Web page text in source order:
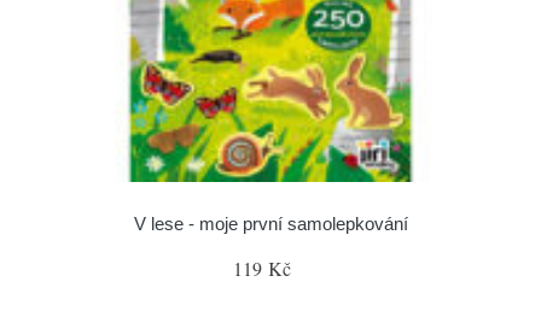
V lese - moje první samolepkování
119 Kč